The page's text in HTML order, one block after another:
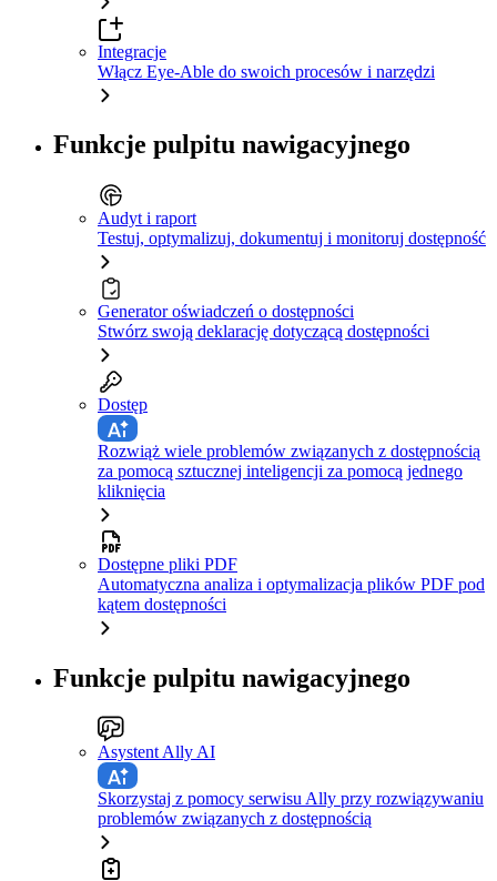
Integracje
Włącz Eye-Able do swoich procesów i narzędzi
Funkcje pulpitu nawigacyjnego
Audyt i raport
Testuj, optymalizuj, dokumentuj i monitoruj dostępność
Generator oświadczeń o dostępności
Stwórz swoją deklarację dotyczącą dostępności
Dostęp
Rozwiąż wiele problemów związanych z dostępnością
za pomocą sztucznej inteligencji za pomocą jednego
kliknięcia
Dostępne pliki PDF
Automatyczna analiza i optymalizacja plików PDF pod
kątem dostępności
Funkcje pulpitu nawigacyjnego
Asystent Ally AI
Skorzystaj z pomocy serwisu Ally przy rozwiązywaniu
problemów związanych z dostępnością